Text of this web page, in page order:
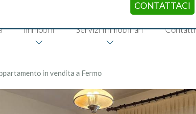
Immobili Servizi immobiliari Contatti
CONTATTACI
in vendita a Fermo